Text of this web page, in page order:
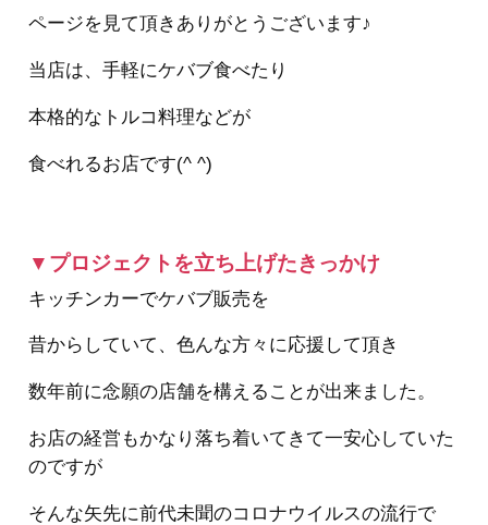
ページを見て頂きありがとうございます♪
当店は、手軽にケバブ食べたり
本格的なトルコ料理などが
食べれるお店です(^ ^)
▼プロジェクトを立ち上げたきっかけ
キッチンカーでケバブ販売を
昔からしていて、色んな方々に応援して頂き
数年前に念願の店舗を構えることが出来ました。
お店の経営もかなり落ち着いてきて一安心していた
のですが
そんな矢先に前代未聞のコロナウイルスの流行で